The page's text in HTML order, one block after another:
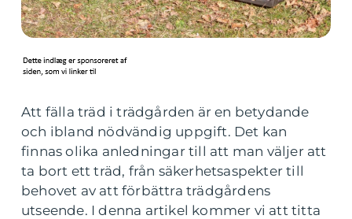
Att fälla träd i trädgården är en betydande
och ibland nödvändig uppgift. Det kan
finnas olika anledningar till att man väljer att
ta bort ett träd, från säkerhetsaspekter till
behovet av att förbättra trädgårdens
utseende. I denna artikel kommer vi att titta